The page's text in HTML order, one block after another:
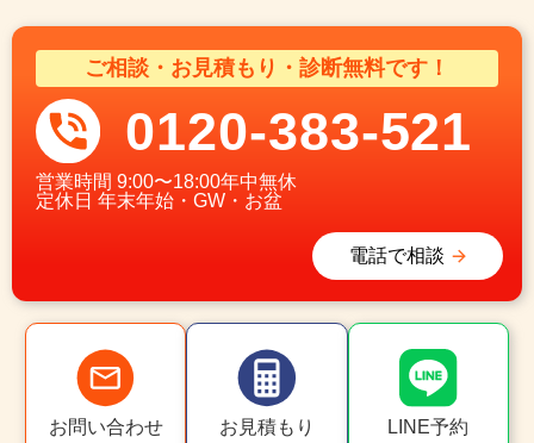
ご相談・お見積もり・診断無料です！
0120-383-521
営業時間 9:00〜18:00年中無休
定休日 年末年始・GW・お盆
電話で相談
お問い合わせ お見積もり LINE予約